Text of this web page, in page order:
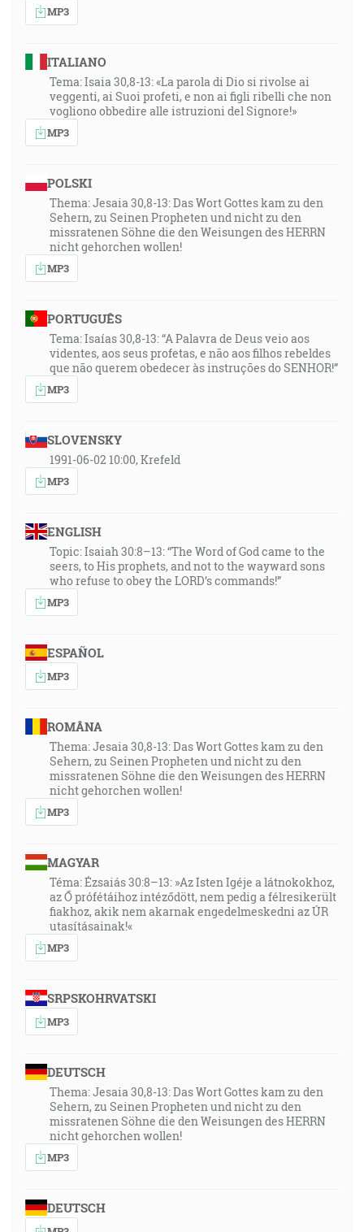
MP3
ITALIANO
Tema: Isaia 30,8-13: «La parola di Dio si rivolse ai
veggenti, ai Suoi profeti, e non ai figli ribelli che non
vogliono obbedire alle istruzioni del Signore!»
MP3
POLSKI
Thema: Jesaia 30,8-13: Das Wort Gottes kam zu den
Sehern, zu Seinen Propheten und nicht zu den
missratenen Söhne die den Weisungen des HERRN
nicht gehorchen wollen!
MP3
PORTUGUÊS
Tema: Isaías 30,8-13: “A Palavra de Deus veio aos
videntes, aos seus profetas, e não aos filhos rebeldes
que não querem obedecer às instruções do SENHOR!”
MP3
SLOVENSKY
1991-06-02 10:00, Krefeld
MP3
ENGLISH
Topic: Isaiah 30:8–13: “The Word of God came to the
seers, to His prophets, and not to the wayward sons
who refuse to obey the LORD’s commands!”
MP3
ESPAÑOL
MP3
ROMÂNA
Thema: Jesaia 30,8-13: Das Wort Gottes kam zu den
Sehern, zu Seinen Propheten und nicht zu den
missratenen Söhne die den Weisungen des HERRN
nicht gehorchen wollen!
MP3
MAGYAR
Téma: Ézsaiás 30:8–13: »Az Isten Igéje a látnokokhoz,
az Ő prófétáihoz intéződött, nem pedig a félresikerült
fiakhoz, akik nem akarnak engedelmeskedni az ÚR
utasításainak!«
MP3
SRPSKOHRVATSKI
MP3
DEUTSCH
Thema: Jesaia 30,8-13: Das Wort Gottes kam zu den
Sehern, zu Seinen Propheten und nicht zu den
missratenen Söhne die den Weisungen des HERRN
nicht gehorchen wollen!
MP3
DEUTSCH